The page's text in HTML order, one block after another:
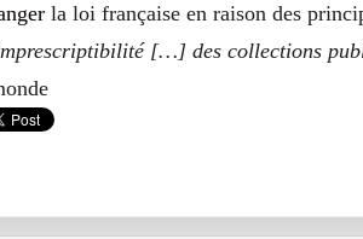
la loi française en raison des
[…] des collections